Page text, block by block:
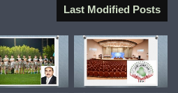
Last Modified Posts